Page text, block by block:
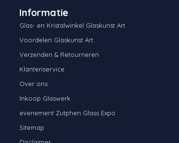
Informatie
Glas- en Kristalwinkel Glaskunst Art
Voordelen Glaskunst Art
Verzenden & Retourneren
Klantenservice
Over ons
Inkoop Glaswerk
evenement Zutphen Glass Expo
Sitemap